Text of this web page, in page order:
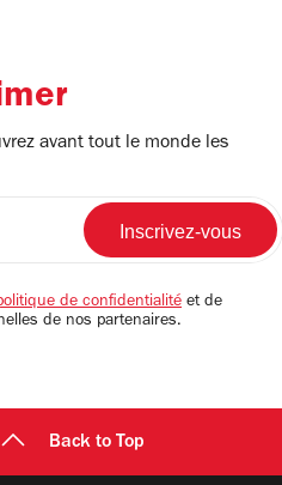
avant tout le monde les
de confidentialité et de
de nos partenaires.
Back to Top